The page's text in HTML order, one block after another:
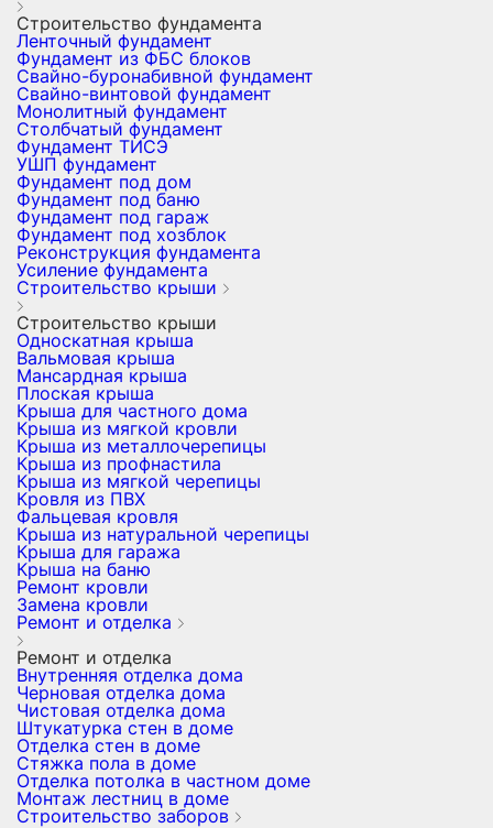
Строительство фундамента
Ленточный фундамент
Фундамент из ФБС блоков
Свайно-буронабивной фундамент
Свайно-винтовой фундамент
Монолитный фундамент
Столбчатый фундамент
Фундамент ТИСЭ
УШП фундамент
Фундамент под дом
Фундамент под баню
Фундамент под гараж
Фундамент под хозблок
Реконструкция фундамента
Усиление фундамента
Строительство крыши
Строительство крыши
Односкатная крыша
Вальмовая крыша
Мансардная крыша
Плоская крыша
Крыша для частного дома
Крыша из мягкой кровли
Крыша из металлочерепицы
Крыша из профнастила
Крыша из мягкой черепицы
Кровля из ПВХ
Фальцевая кровля
Крыша из натуральной черепицы
Крыша для гаража
Крыша на баню
Ремонт кровли
Замена кровли
Ремонт и отделка
Ремонт и отделка
Внутренняя отделка дома
Черновая отделка дома
Чистовая отделка дома
Штукатурка стен в доме
Отделка стен в доме
Стяжка пола в доме
Отделка потолка в частном доме
Монтаж лестниц в доме
Строительство заборов